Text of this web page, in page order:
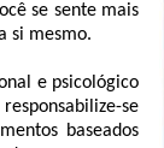
se sente mais
si mesmo.
e psicológico
se
baseados